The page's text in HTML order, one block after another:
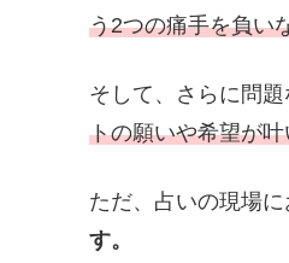
う2つの痛手を負い
そして、さらに問題
トの願いや希望が
ただ、占いの現場に
す。